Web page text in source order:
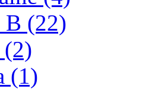
B (22)
(1)